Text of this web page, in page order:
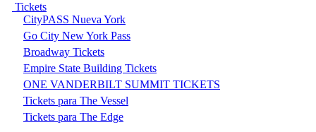
Tickets
CityPASS Nueva York
Go City New York Pass
Broadway Tickets
Empire State Building Tickets
ONE VANDERBILT SUMMIT TICKETS
Tickets para The Vessel
Tickets para The Edge